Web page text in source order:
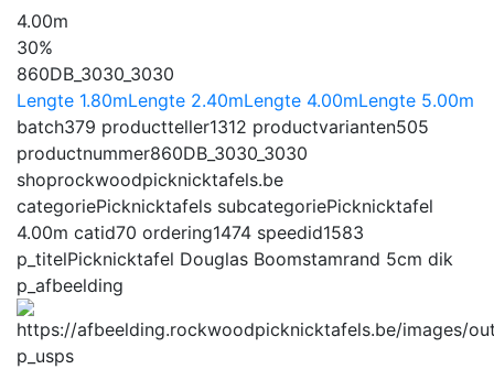
4.00m
30%
860DB_3030_3030
Lengte 1.80mLengte 2.40mLengte 4.00mLengte 5.00m
batch379 productteller1312 productvarianten505
productnummer860DB_3030_3030
shoprockwoodpicknicktafels.be
categoriePicknicktafels subcategoriePicknicktafel
4.00m catid70 ordering1474 speedid1583
p_titelPicknicktafel Douglas Boomstamrand 5cm dik
p_afbeelding
p_usps